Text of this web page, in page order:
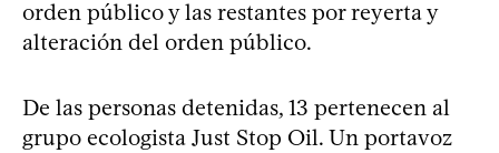
orden público y las restantes por reyerta y
alteración del orden público.
De las personas detenidas, 13 pertenecen al
grupo ecologista Just Stop Oil. Un portavoz